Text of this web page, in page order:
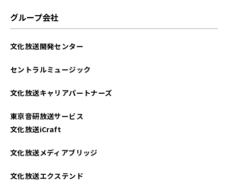
グループ会社
文化放送開発センター
セントラルミュージック
文化放送キャリアパートナーズ
東京音研放送サービス
文化放送iCraft
文化放送メディアブリッジ
文化放送エクステンド